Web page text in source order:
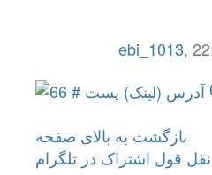
ebi_1013,
بازگشت به بالای صفحه
نقل قول اشتراک در تلگرام